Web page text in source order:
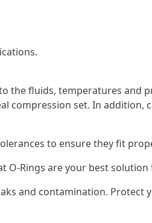
the fluids, temperatures and
set. In addition,
to ensure they fit
O-Rings are your best
and contamination. Protect